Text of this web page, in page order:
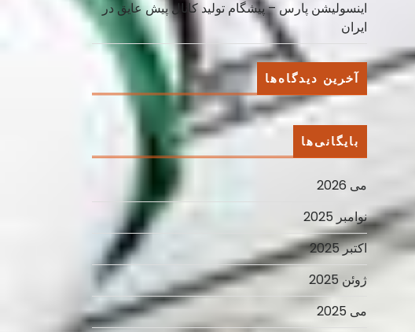
اینسولیشن پارس – پیشگام تولید کانال پیش عایق در
ایران
آخرین دیدگاه‌ها
بایگانی‌ها
می 2026
نوامبر 2025
اکتبر 2025
ژوئن 2025
می 2025